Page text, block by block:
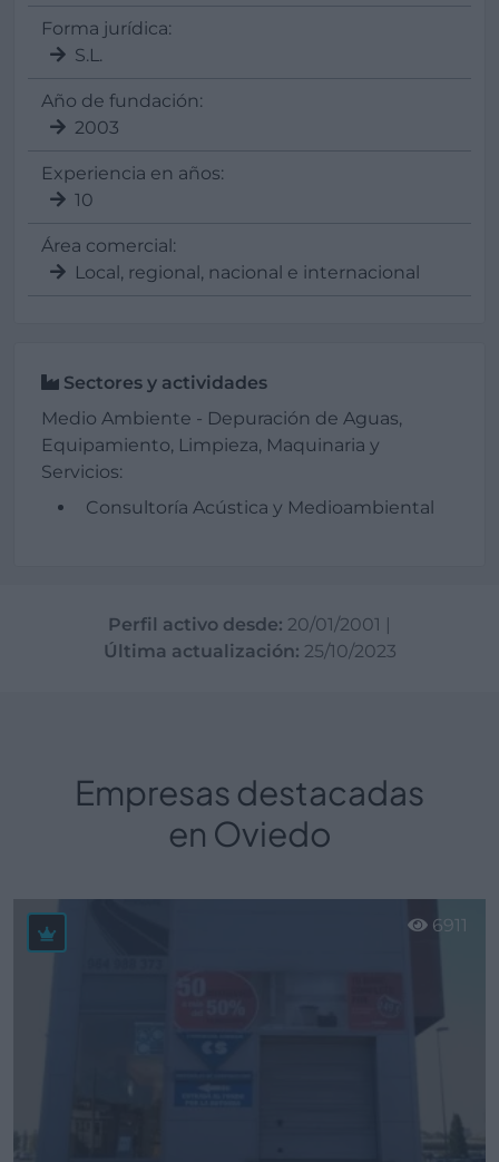
Forma jurídica:
S.L.
Año de fundación:
2003
Experiencia en años:
10
Área comercial:
Local, regional, nacional e internacional
Sectores y actividades
Medio Ambiente - Depuración de Aguas,
Equipamiento, Limpieza, Maquinaria y
Servicios:
Consultoría Acústica y Medioambiental
Perfil activo desde: 20/01/2001 |
Última actualización: 25/10/2023
Empresas destacadas
en Oviedo
6911